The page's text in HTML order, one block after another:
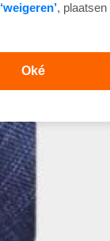
‘weigeren’,
Oké